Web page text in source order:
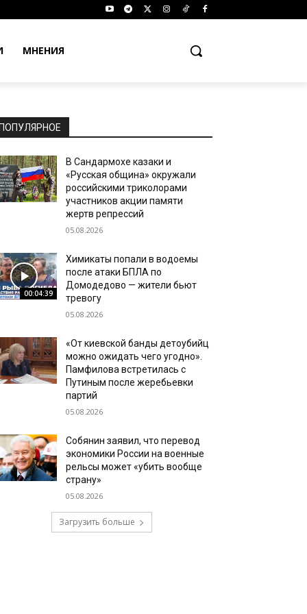
МНЕНИЯ
В Сандармохе казаки и
«Русская община» окружали
российскими триколорами
участников акции памяти
жертв репрессий
05.08.2026
00:04:39
Химикаты попали в водоемы
после атаки БПЛА по
Домодедово — жители бьют
тревогу
05.08.2026
«От киевской банды детоубийц
можно ожидать чего угодно».
Памфилова встретилась с
Путиным после жеребьевки
партий
05.08.2026
Собянин заявил, что перевод
экономики России на военные
рельсы может «убить вообще
страну»
05.08.2026
Загрузить больше